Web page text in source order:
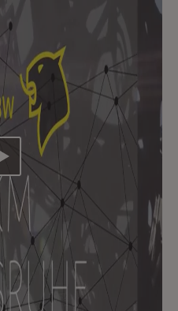
Video abspielen